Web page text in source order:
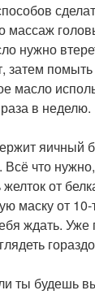
массаж
нужно
затем
масло
в неделю.
яичный
что
от
маску от 10-
ждать.
ты будешь